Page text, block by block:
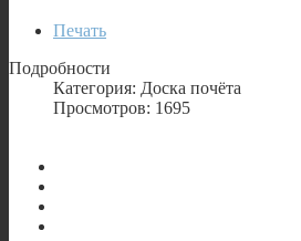
Печать
Подробности
Категория: Доска почёта
Просмотров: 1695